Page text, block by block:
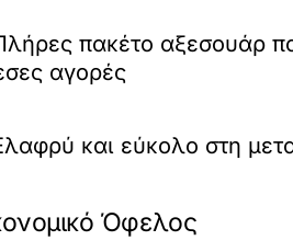
πακέτο αξεσουάρ
αγορές
και εύκολο στη
Όφελος